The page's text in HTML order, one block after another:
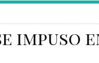
impuso